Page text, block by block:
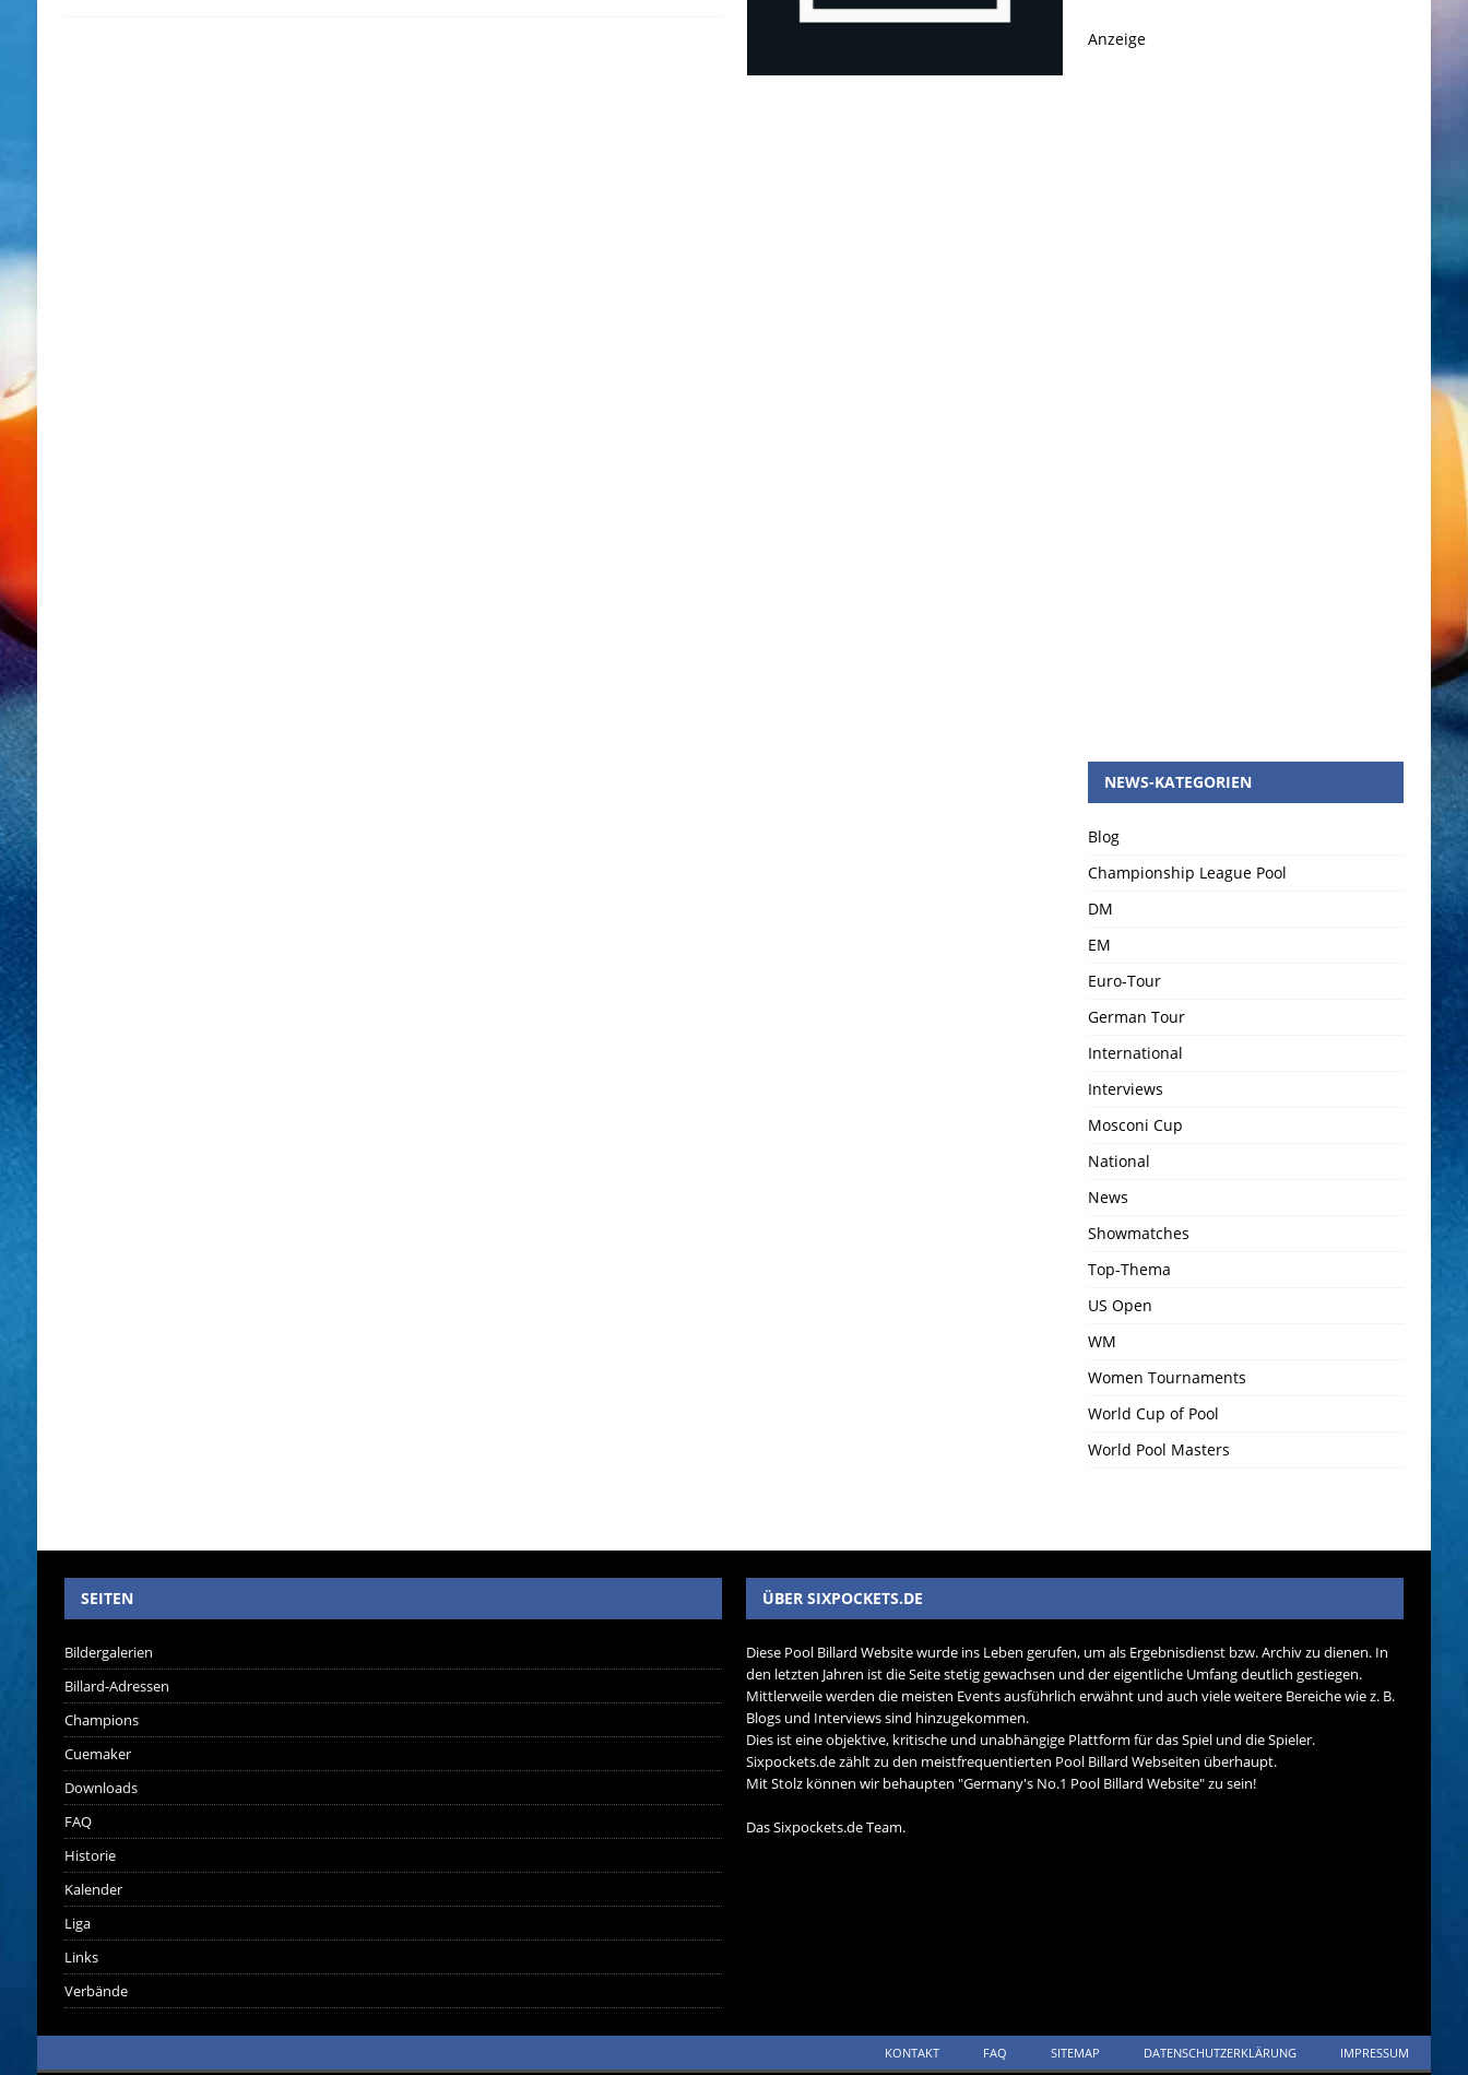
Anzeige
NEWS-KATEGORIEN
Blog
Championship League Pool
DM
EM
Euro-Tour
German Tour
International
Interviews
Mosconi Cup
National
News
Showmatches
Top-Thema
US Open
WM
Women Tournaments
World Cup of Pool
World Pool Masters
SEITEN
Bildergalerien
Billard-Adressen
Champions
Cuemaker
Downloads
FAQ
Historie
Kalender
Liga
Links
Verbände
ÜBER SIXPOCKETS.DE
Diese Pool Billard Website wurde ins Leben gerufen, um als Ergebnisdienst bzw. Archiv zu dienen. In
den letzten Jahren ist die Seite stetig gewachsen und der eigentliche Umfang deutlich gestiegen.
Mittlerweile werden die meisten Events ausführlich erwähnt und auch viele weitere Bereiche wie z. B.
Blogs und Interviews sind hinzugekommen.
Dies ist eine objektive, kritische und unabhängige Plattform für das Spiel und die Spieler.
Sixpockets.de zählt zu den meistfrequentierten Pool Billard Webseiten überhaupt.
Mit Stolz können wir behaupten "Germany's No.1 Pool Billard Website" zu sein!
Das Sixpockets.de Team.
KONTAKT FAQ SITEMAP DATENSCHUTZERKLÄRUNG IMPRESSUM